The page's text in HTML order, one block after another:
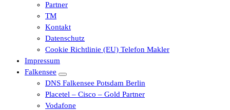
Partner
TM
Kontakt
Datenschutz
Cookie Richtlinie (EU) Telefon Makler
Impressum
Falkensee
DNS Falkensee Potsdam Berlin
Placetel – Cisco – Gold Partner
Vodafone